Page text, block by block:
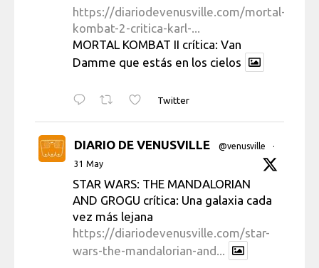
https://diariodevenusville.com/mortal-
kombat-2-critica-karl-...
MORTAL KOMBAT II crítica: Van
Damme que estás en los cielos
Twitter
DIARIO DE VENUSVILLE @venusville
·
31 May
STAR WARS: THE MANDALORIAN
AND GROGU crítica: Una galaxia cada
vez más lejana
https://diariodevenusville.com/star-
wars-the-mandalorian-and...